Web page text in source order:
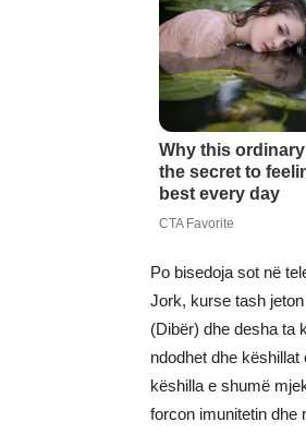
Po bisedoja sot në
Jork, kurse tash
(Dibër) dhe desha ta
ndodhet dhe
këshilla e shumë
forcon imunitetin dhe